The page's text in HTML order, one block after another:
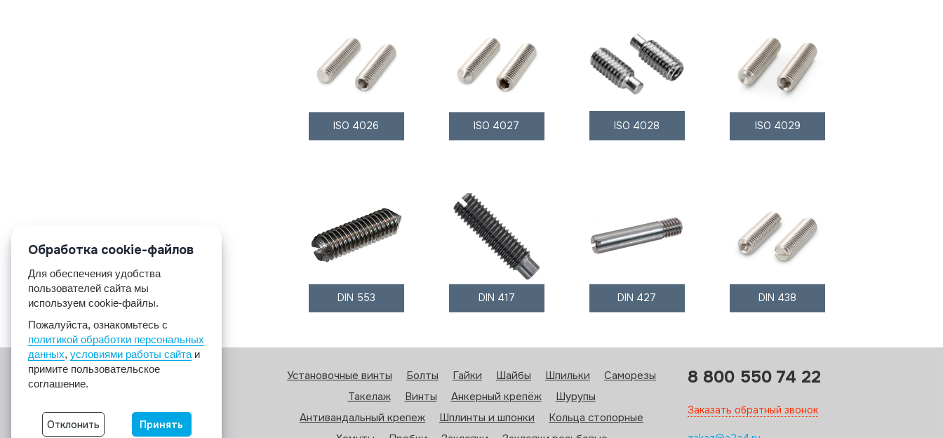
ISO 4026 ISO 4027 ISO 4028 ISO 4029
DIN 553 DIN 417 DIN 427 DIN 438
Установочные винты Болты Гайки Шайбы Шпильки
Саморезы
Такелаж
Винты Анкерный крепёж
Шурупы
Антивандальный крепеж
Шплинты и шпонки
Кольца стопорные
8 800 550 74 22
Заказать обратный звонок
Обработка cookie-файлов
Для обеспечения удобства
пользователей сайта мы
используем cookie-файлы.
Пожалуйста, ознакомьтесь с
политикой обработки персональных
данных, условиями работы сайта и
примите пользовательское
соглашение.
Отклонить Принять